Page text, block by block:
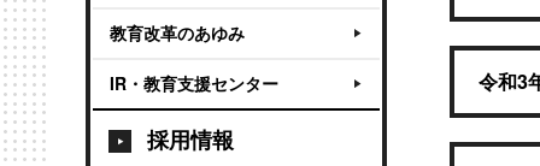
教育改革のあゆみ
IR・教育支援センター
採用情報
令和3